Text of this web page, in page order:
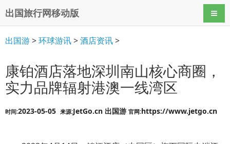
出国旅行网移动版 导航
出国游>环球游讯>酒店资讯>
康铂酒店落地深圳南山核心商圈，
实力品牌辐射港澳一线湾区
时间:2023-05-05 来源:JetGo.cn 出国游 官网:https://www.jetgo.cn